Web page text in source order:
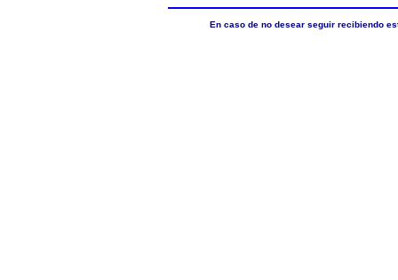
En caso de no desear seguir recibiendo